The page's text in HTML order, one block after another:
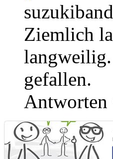
Ziemlich
gefallen.
Antworten